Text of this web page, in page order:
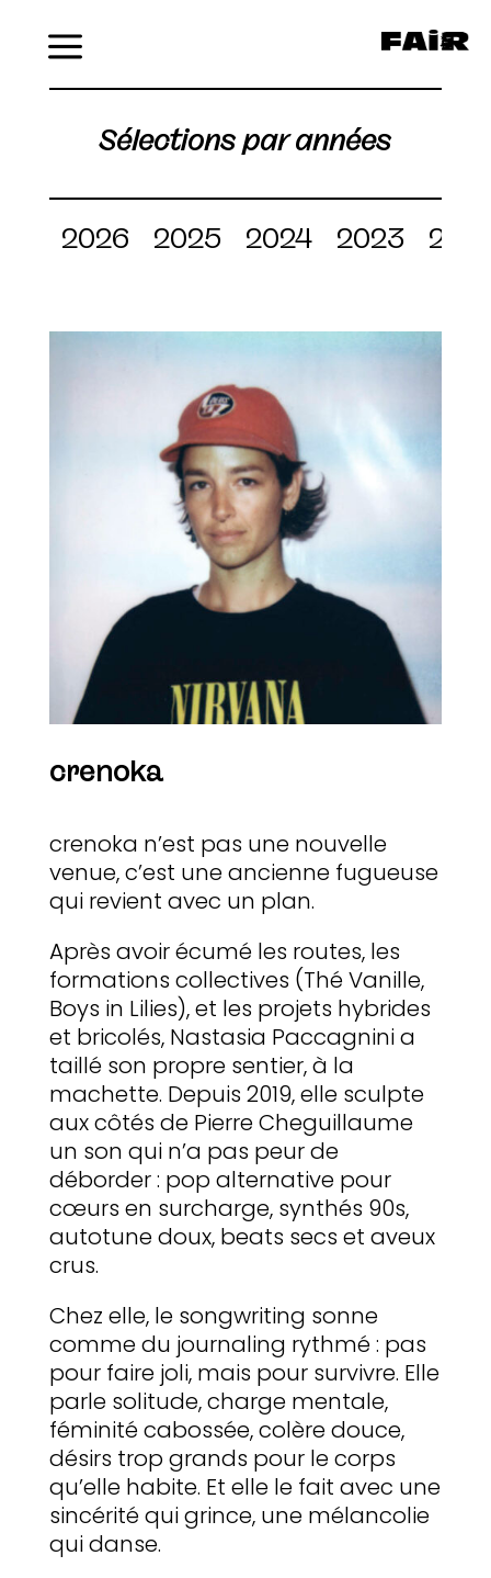
Sélections par années
2026 2025 2024 2023
crenoka
crenoka n’est pas une nouvelle
venue, c’est une ancienne fugueuse
qui revient avec un plan.
Après avoir écumé les routes, les
formations collectives (Thé Vanille,
Boys in Lilies), et les projets hybrides
et bricolés, Nastasia Paccagnini a
taillé son propre sentier, à la
machette. Depuis 2019, elle sculpte
aux côtés de Pierre Cheguillaume
un son qui n’a pas peur de
déborder : pop alternative pour
cœurs en surcharge, synthés 90s,
autotune doux, beats secs et aveux
crus.
Chez elle, le songwriting sonne
comme du journaling rythmé : pas
pour faire joli, mais pour survivre. Elle
parle solitude, charge mentale,
féminité cabossée, colère douce,
désirs trop grands pour le corps
qu’elle habite. Et elle le fait avec une
sincérité qui grince, une mélancolie
qui danse.